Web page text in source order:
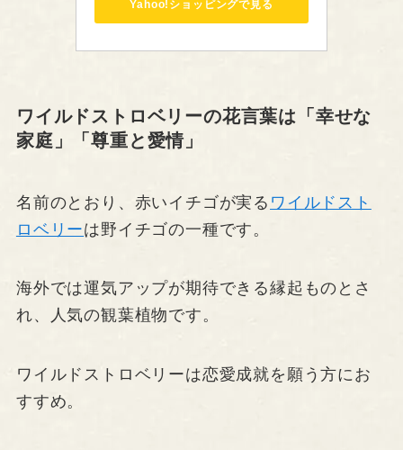
Yahoo!ショッピングで見る
ワイルドストロベリーの花言葉は「幸せな
家庭」「尊重と愛情」
名前のとおり、赤いイチゴが実る ワイルドスト
ロベリーは野イチゴの一種です。
海外では運気アップが期待できる縁起ものとさ
れ、人気の観葉植物です。
ワイルドストロベリーは恋愛成就を願う方にお
すすめ。